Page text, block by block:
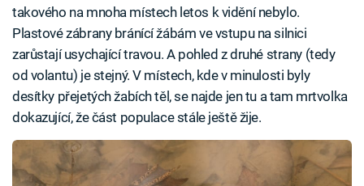
takového na mnoha místech letos k vidění nebylo.
Plastové zábrany bránící žábám ve vstupu na silnici
zarůstají usychající travou. A pohled z druhé strany (tedy
od volantu) je stejný. V místech, kde v minulosti byly
desítky přejetých žabích těl, se najde jen tu a tam mrtvolka
dokazující, že část populace stále ještě žije.